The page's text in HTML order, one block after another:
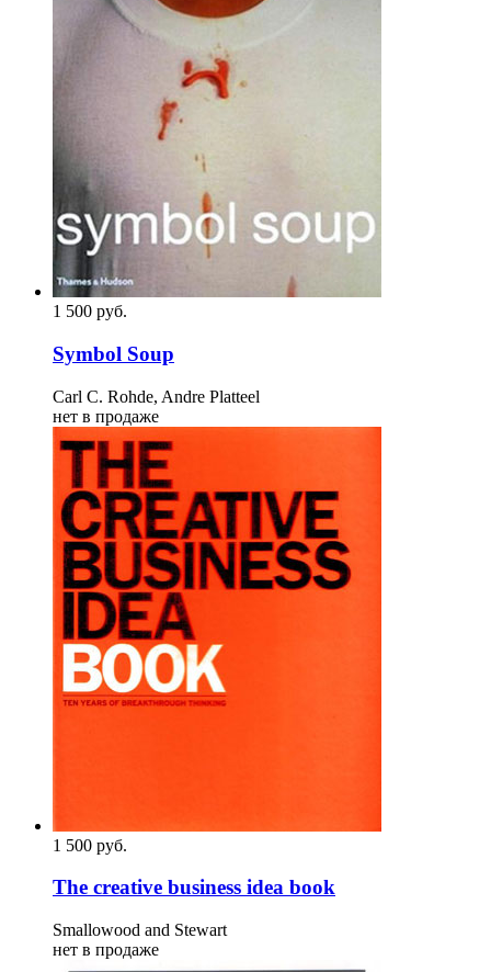
1 500 pуб.
Symbol Soup
Carl C. Rohde, Andre Platteel
нет в продаже
1 500 pуб.
The creative business idea book
Smallowood and Stewart
нет в продаже